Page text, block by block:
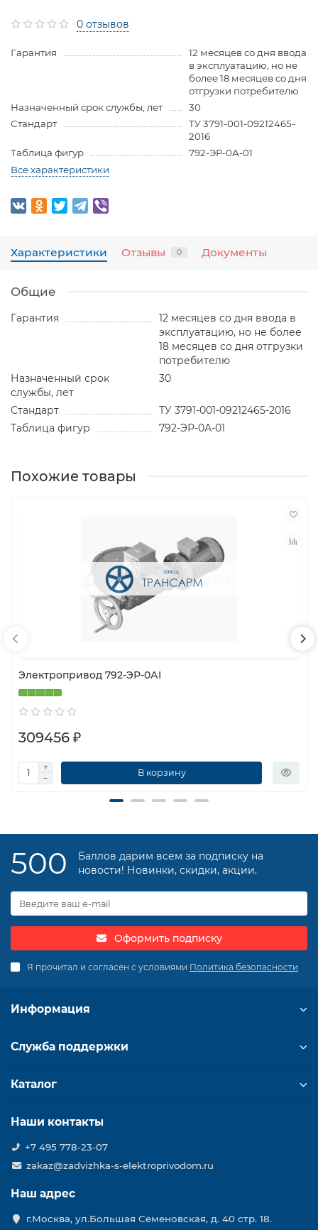
0 отзывов
Гарантия
12 месяцев со дня ввода
в эксплуатацию, но не
более 18 месяцев со дня
отгрузки потребителю
Назначенный срок службы, лет
30
Стандарт
ТУ 3791-001-09212465-
2016
Таблица фигур
792-ЭР-0А-01
Все характеристики
Характеристики Отзывы 0 Документы
Общие
Гарантия
12 месяцев со дня ввода в
эксплуатацию, но не более
18 месяцев со дня отгрузки
потребителю
Назначенный срок
службы, лет
30
Стандарт
ТУ 3791-001-09212465-2016
Таблица фигур
792-ЭР-0А-01
Похожие товары
Электропривод 792-ЭР-0АI
309456 ₽
В корзину
500
Баллов дарим всем за подписку на
новости! Новинки, скидки, акции.
Оформить подписку
Я прочитал и согласен с условиями Политика безопасности
Информация
Служба поддержки
Каталог
Наши контакты
+7 495 778-23-07
zakaz@zadvizhka-s-elektroprivodom.ru
Наш адрес
г.Москва, ул.Большая Семеновская, д. 40 стр. 18.